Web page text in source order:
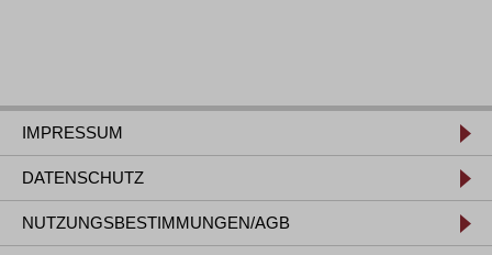
IMPRESSUM
DATENSCHUTZ
NUTZUNGSBESTIMMUNGEN/AGB